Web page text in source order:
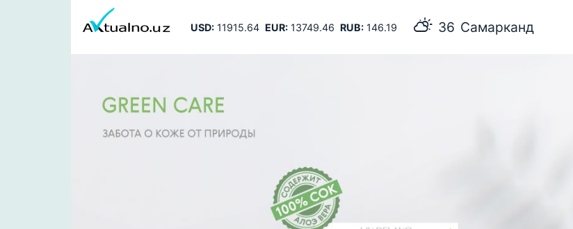
USD:11915.64 EUR:13749.46 RUB:146.19 36 Самарканд